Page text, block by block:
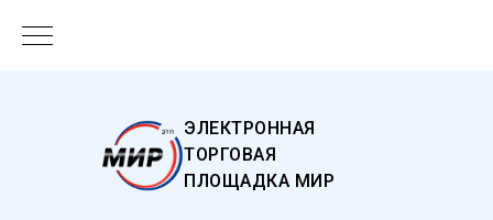
ЭЛЕКТРОННАЯ
ТОРГОВАЯ
ПЛОЩАДКА МИР